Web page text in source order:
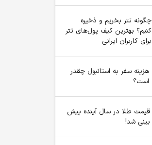
چگونه تتر بخریم و ذخیره
کنیم؟ بهترین کیف پول‌های تتر
برای کاربران ایرانی
هزینه سفر به استانبول چقدر
است؟
قیمت طلا در سال آینده پیش
بینی شد!